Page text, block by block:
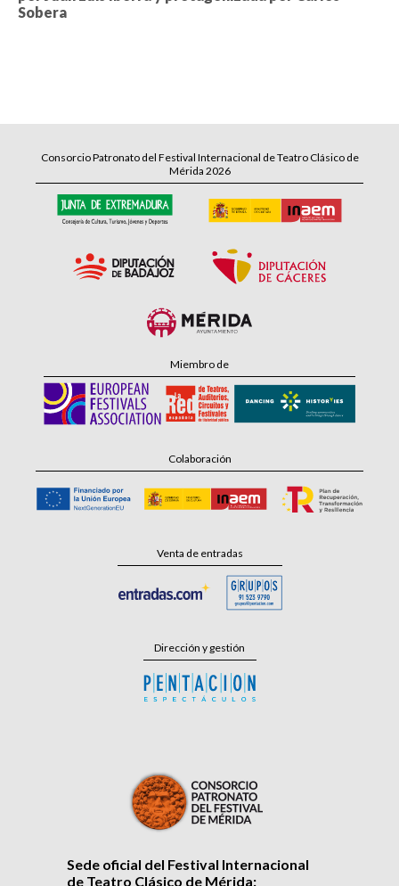
Sobera
Consorcio Patronato del Festival Internacional de Teatro Clásico de
Mérida 2026
Miembro de
Colaboración
Venta de entradas
Dirección y gestión
Sede oficial del Festival Internacional
de Teatro Clásico de Mérida: